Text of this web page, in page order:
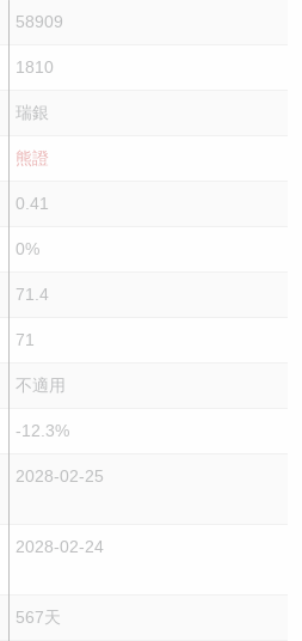
58909
1810
瑞銀
熊證
0.41
0%
71.4
71
不適用
-12.3%
2028-02-25
2028-02-24
567天